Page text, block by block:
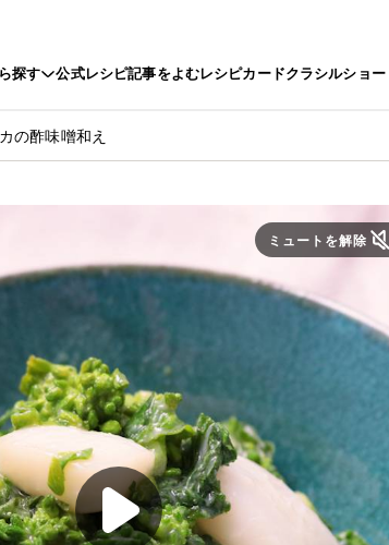
探す 公式レシピ記事をよむレシピカードクラシルショー
の酢味噌和え
ミュートを解除